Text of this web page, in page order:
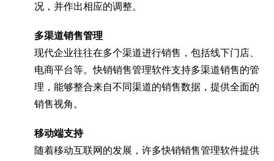
况，并作出相应的调整。
多渠道销售管理
现代企业往往在多个渠道进行销售，包括线下门店、
电商平台等。快销销售管理软件支持多渠道销售的管
理，能够整合来自不同渠道的销售数据，提供全面的
销售视角。
移动端支持
随着移动互联网的发展，许多快销销售管理软件提供